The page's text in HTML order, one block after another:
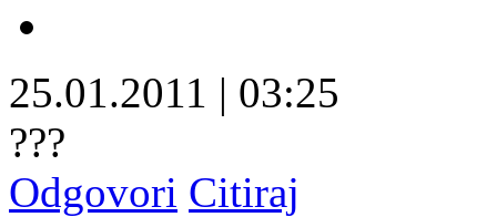
25.01.2011 | 03:25
???
Odgovori Citiraj